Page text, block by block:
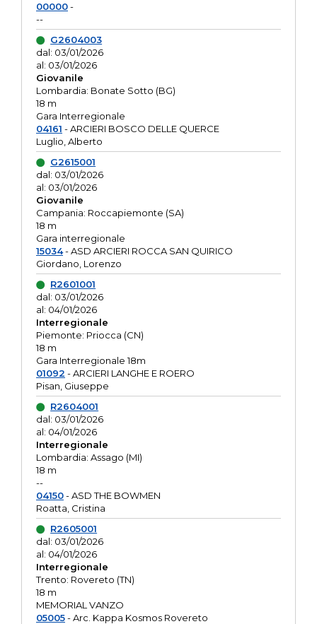
00000-
--
G2604003
dal: 03/01/2026
al: 03/01/2026
Giovanile
Lombardia: Bonate Sotto (BG)
18 m
Gara Interregionale
04161 - ARCIERI BOSCO DELLE QUERCE
Luglio, Alberto
G2615001
dal: 03/01/2026
al: 03/01/2026
Giovanile
Campania: Roccapiemonte (SA)
18 m
Gara interregionale
15034- ASD ARCIERI ROCCA SAN QUIRICO
Giordano, Lorenzo
R2601001
dal: 03/01/2026
al: 04/01/2026
Interregionale
Piemonte: Priocca (CN)
18 m
Gara Interregionale 18m
01092 - ARCIERI LANGHE E ROERO
Pisan, Giuseppe
R2604001
dal: 03/01/2026
al: 04/01/2026
Interregionale
Lombardia: Assago (MI)
18 m
--
04150- ASD THE BOWMEN
Roatta, Cristina
R2605001
dal: 03/01/2026
al: 04/01/2026
Interregionale
Trento: Rovereto (TN)
18 m
MEMORIAL VANZO
05005- Arc. Kappa Kosmos Rovereto